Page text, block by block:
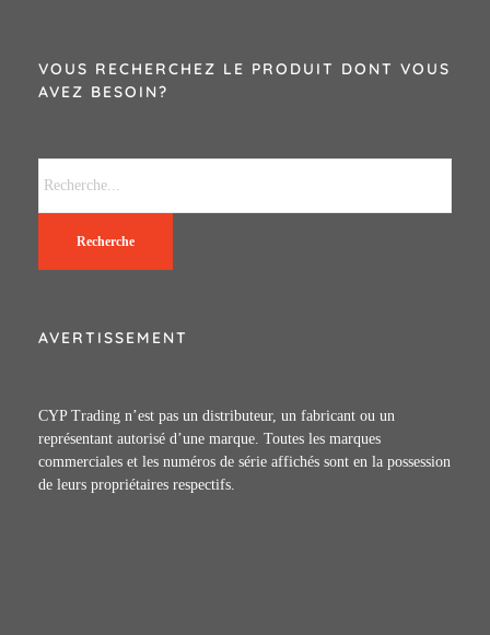
VOUS RECHERCHEZ LE PRODUIT DONT VOUS
AVEZ BESOIN?
Recherche
AVERTISSEMENT
CYP Trading n’est pas un distributeur, un fabricant ou un
représentant autorisé d’une marque. Toutes les marques
commerciales et les numéros de série affichés sont en la possession
de leurs propriétaires respectifs.